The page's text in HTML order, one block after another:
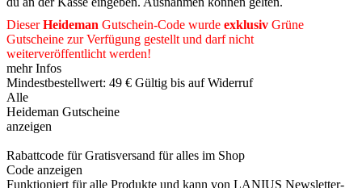
DieserHeideman Gutschein-Code wurde exklusiv Grüne
Gutscheine zur Verfügung gestellt und darf nicht
weiterveröffentlicht werden!
mehr Infos
Mindestbestellwert: 49 € Gültig bis auf Widerruf
Alle
Heideman Gutscheine
anzeigen
Rabattcode für Gratisversand für alles im Shop
Code anzeigen
Funktioniert für alle Produkte und kann von LANIUS Newsletter-